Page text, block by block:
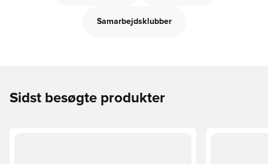
Samarbejdsklubber
Sidst besøgte produkter